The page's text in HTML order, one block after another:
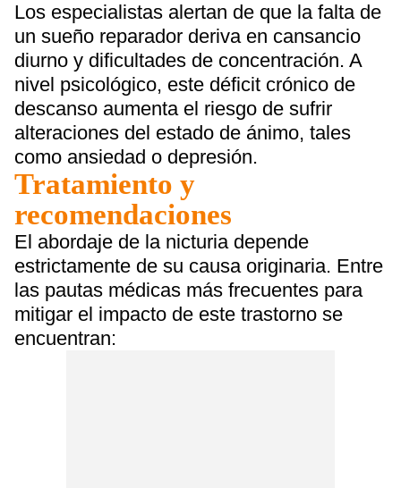
Los especialistas alertan de que la falta de
un sueño reparador deriva en cansancio
diurno y dificultades de concentración. A
nivel psicológico, este déficit crónico de
descanso aumenta el riesgo de sufrir
alteraciones del estado de ánimo, tales
como ansiedad o depresión.
Tratamiento y
recomendaciones
El abordaje de la nicturia depende
estrictamente de su causa originaria. Entre
las pautas médicas más frecuentes para
mitigar el impacto de este trastorno se
encuentran: